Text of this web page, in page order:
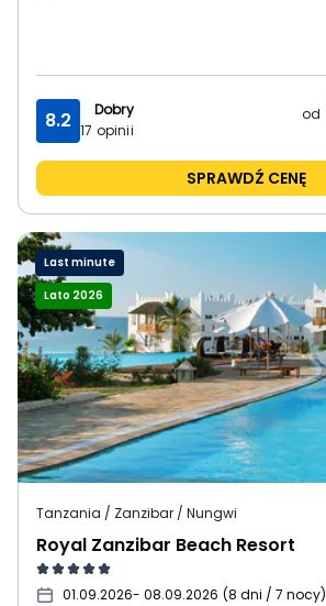
8.2
Dobry
17 opinii
od
SPRAWDŹ CENĘ
Last minute
Lato 2026
Tanzania / Zanzibar / Nungwi
Royal Zanzibar Beach Resort
01.09.2026- 08.09.2026 (8 dni / 7 nocy)